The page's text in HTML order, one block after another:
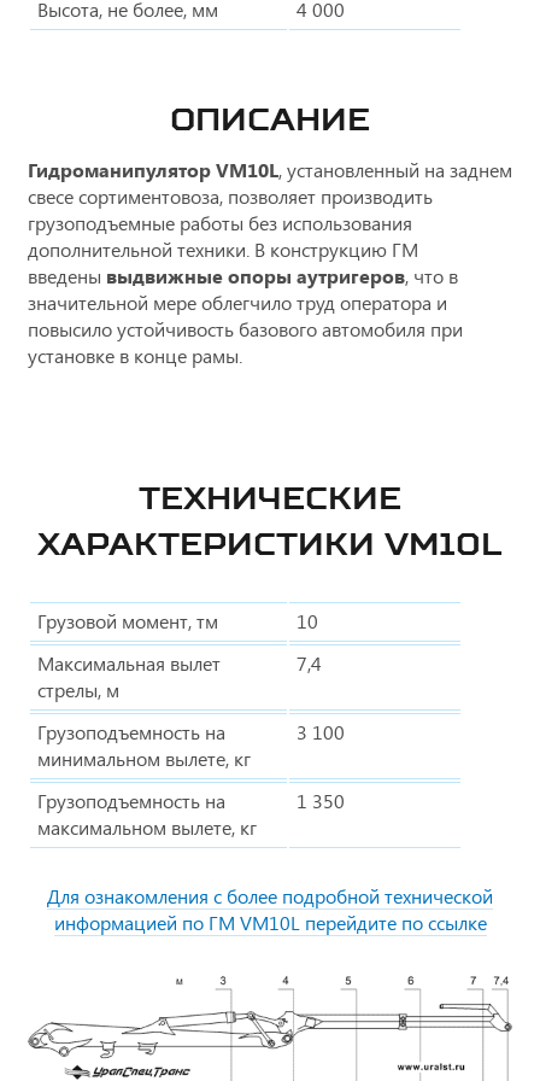
Высота, не более, мм 4 000
ОПИСАНИЕ
Гидроманипулятор VM10L, установленный на заднем
свесе сортиментовоза, позволяет производить
грузоподъемные работы без использования
дополнительной техники. В конструкцию ГМ
введены выдвижные опоры аутригеров, что в
значительной мере облегчило труд оператора и
повысило устойчивость базового автомобиля при
установке в конце рамы.
ТЕХНИЧЕСКИЕ
ХАРАКТЕРИСТИКИ VM10L
Грузовой момент, тм
10
Максимальная вылет
стрелы, м
7,4
Грузоподъемность на
минимальном вылете, кг
3 100
Грузоподъемность на
максимальном вылете, кг
1 350
Для ознакомления с более подробной технической
информацией по ГМ VM10L перейдите по ссылке